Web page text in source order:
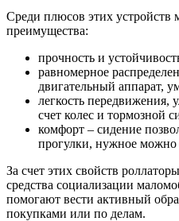
Среди плюсов этих
преимущества:
прочность и
равномерное
двигательный аппарат,
легкость передвижения,
счет колес и тормозной
комфорт – сидение
прогулки, нужное можно
За счет этих свойств
средства социализации
помогают вести активный
покупками или по делам.